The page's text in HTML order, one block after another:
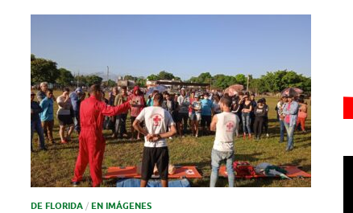
DE FLORIDA / EN IMÁGENES